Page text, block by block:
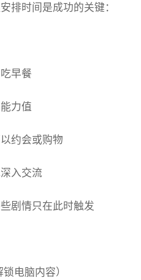
排时间是成功的关键：
早餐
力值
约会或购物
入交流
剧情只在此时触发
电脑内容）